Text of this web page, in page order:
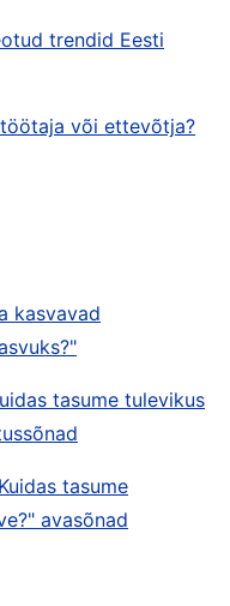
trendid Eesti
või ettevõtja?
kasvavad
tasume tulevikus
tasume
avasõnad